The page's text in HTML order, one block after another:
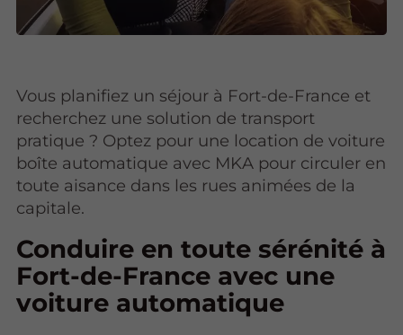
Vous planifiez un séjour à Fort-de-France et
recherchez une solution de transport
pratique ? Optez pour une location de voiture
boîte automatique avec MKA pour circuler en
toute aisance dans les rues animées de la
capitale.
Conduire en toute sérénité à
Fort-de-France avec une
voiture automatique